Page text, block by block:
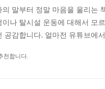
이끌었다. 동지를 만나 세상
들어갔다 노들장애인야학
의 말부터 정말 마음을 울리는
이나 탈시설 운동에 대해서 모
공감합니다. 얼마전 유튜브에
천합니다.